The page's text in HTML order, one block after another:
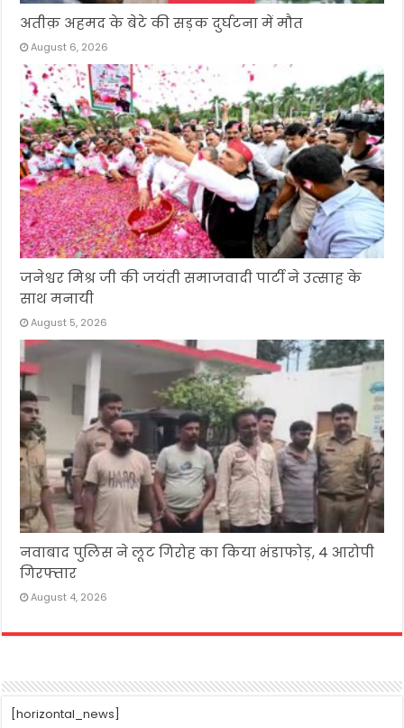
अतीक़ अहमद के बेटे की सड़क दुर्घटना में मौत
August 6, 2026
जनेश्वर मिश्र जी की जयंती समाजवादी पार्टी ने उत्साह के
साथ मनायी
August 5, 2026
नवाबाद पुलिस ने लूट गिरोह का किया भंडाफोड़, 4 आरोपी
गिरफ्तार
August 4, 2026
[horizontal_news]